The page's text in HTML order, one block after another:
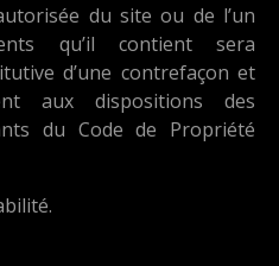
du site ou de l’un
qu’il contient sera
d’une contrefaçon et
aux dispositions des
du Code de Propriété